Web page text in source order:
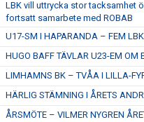
LBK vill uttrycka stor tacksamhet
fortsatt samarbete med ROBAB
U17-SM I HAPARANDA – FEM
HUGO BAFF TÄVLAR U23-EM OM
LIMHAMNS BK – TVÅA I LILLA-
HÄRLIG STÄMNING I ÅRETS
ÅRSMÖTE – VILMER NYGREN